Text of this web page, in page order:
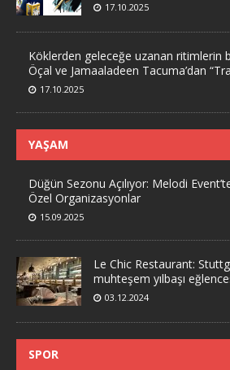
17.10.2025
Köklerden geleceğe uzanan ritimlerin
Öçal ve Jamaaladeen Tacuma’dan
17.10.2025
YAŞAM
Düğün Sezonu Açılıyor: Melodi
Özel Organizasyonlar
15.09.2025
Le Chic Restaurant:
muhteşem yılbaşı
03.12.2024
SPOR